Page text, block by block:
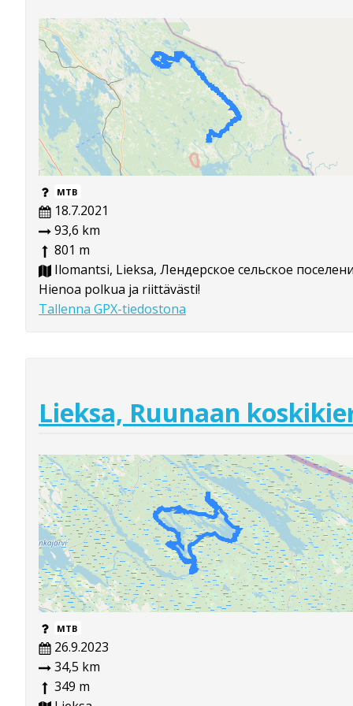
MTB
18.7.2021
93,6 km
801 m
Ilomantsi, Lieksa, Лендерское сельское
Hienoa polkua ja riittävästi!
Tallenna GPX-tiedostona
Lieksa, Ruunaan
MTB
26.9.2023
34,5 km
349 m